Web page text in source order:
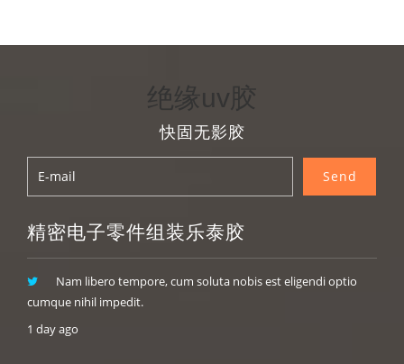
绝缘uv胶
快固无影胶
精密电子零件组装乐泰胶
Nam libero tempore, cum soluta nobis est eligendi optio
cumque nihil impedit.
1 day ago